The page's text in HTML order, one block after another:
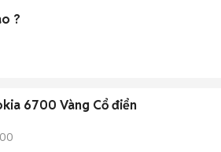
?
6700 Vàng Cổ điển